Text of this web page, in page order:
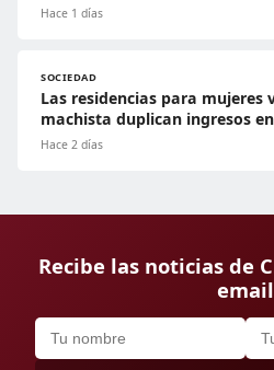
Hace 1 días
SOCIEDAD
Las residencias para mujeres
machista duplican ingresos
Hace 2 días
Recibe las noticias de
email